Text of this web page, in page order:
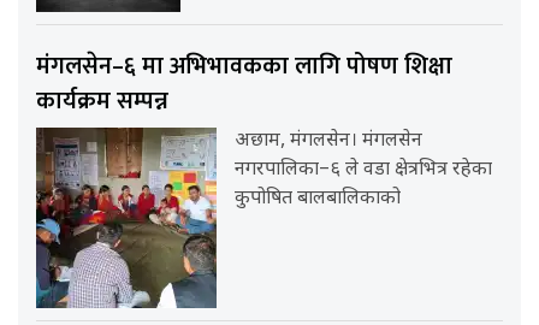
मंगलसेन–६ मा अभिभावकका लागि पोषण शिक्षा
कार्यक्रम सम्पन्न
अछाम, मंगलसेन। मंगलसेन
नगरपालिका–६ ले वडा क्षेत्रभित्र रहेका
कुपोषित बालबालिकाको